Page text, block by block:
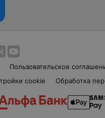
Пользовательское
cookie Обработка